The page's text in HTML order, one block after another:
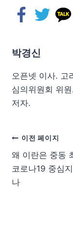
박경신
오픈넷 이사. 고
심의위원회 위
저자.
이전 페이지
왜 이란은 중동
코로나19 중심
나